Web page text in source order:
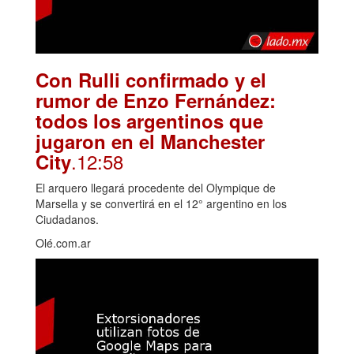
Con Rulli confirmado y el
rumor de Enzo Fernández:
todos los argentinos que
jugaron en el Manchester
City.12:58
El arquero llegará procedente del Olympique de
Marsella y se convertirá en el 12° argentino en los
Ciudadanos.
Olé.com.ar